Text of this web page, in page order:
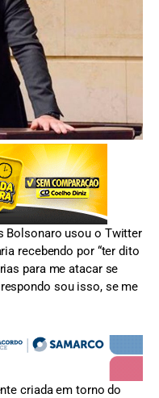
Bolsonaro usou o Twitter
recebendo por “ter dito
para me atacar se
sou isso, se me
criada em torno do